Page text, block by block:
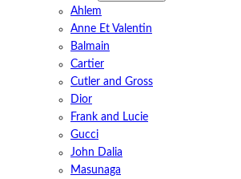
Ahlem
Anne Et Valentin
Balmain
Cartier
Cutler and Gross
Dior
Frank and Lucie
Gucci
John Dalia
Masunaga